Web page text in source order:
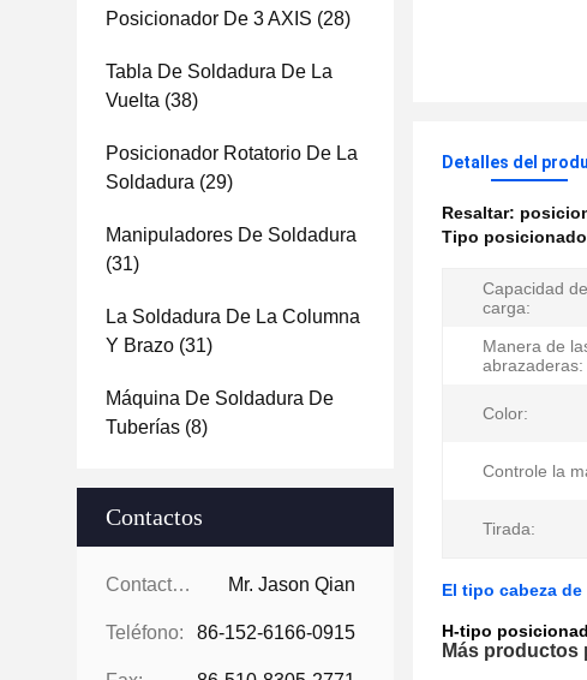
Posicionador De 3 AXIS (28)
Tabla De Soldadura De La
Vuelta (38)
Posicionador Rotatorio De La
Soldadura (29)
Manipuladores De Soldadura
(31)
La Soldadura De La Columna
Y Brazo (31)
Máquina De Soldadura De
Tuberías (8)
Contactos
Contactos: Mr. Jason Qian
Teléfono: 86-152-6166-0915
Detalles del
Resaltar:
Tipo
Capacidad de
carga:
Manera de
abrazaderas:
Color:
Controle la
Tirada:
El tipo cabeza
H-tipo
Más productos